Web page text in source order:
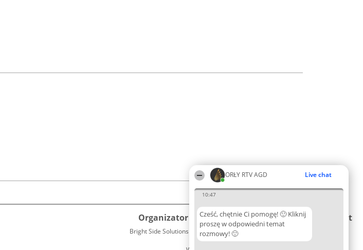
ORŁY RTV AGD Live chat
10:47
Cześć, chętnie Ci pomogę! 🙂 Kliknij
proszę w odpowiedni temat
rozmowy! 🙂
Organizator plebiscytu
Bright Side Solutions sp. z o. o. sp. k.
ul. Ruska 22
Plebiscyt
Lista
Kontakt